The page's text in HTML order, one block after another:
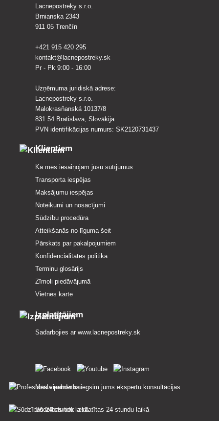
Lacnepostreky s.r.o.
Brnianska 2343
911 05 Trenčín
+421 915 420 295
kontakt@lacnepostreky.sk
Pr - Pk 9:00 - 16:00
Uzņēmuma juridiskā adrese:
Lacnepostreky s.r.o.
Malokrasňanská 10137/8
831 54 Bratislava, Slovākija
PVN identifikācijas numurs: SK2120731437
Klientiem
Kā mēs iesaiņojam jūsu sūtījumus
Transporta iespējas
Maksājumu iespējas
Noteikumi un nosacījumi
Sūdzību procedūra
Atteikšanās no līguma šeit
Pārskats par pakalpojumiem
Konfidencialitātes politika
Terminu glosārijs
Zīmoli piedāvājumā
Vietnes karte
Izplatītājiem
Sadarbojies ar www.lacnepostreky.sk
Mēs vienmēr sniegsim jums ekspertu konsultācijas
Sūdzības tiek izskatītas 24 stundu laikā